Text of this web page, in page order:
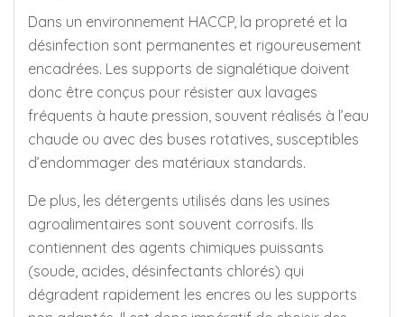
Dans un environnement HACCP, la propreté et la
désinfection sont permanentes et rigoureusement
encadrées. Les supports de signalétique doivent
donc être conçus pour résister aux lavages
fréquents à haute pression, souvent réalisés à l’eau
chaude ou avec des buses rotatives, susceptibles
d’endommager des matériaux standards.
De plus, les détergents utilisés dans les usines
agroalimentaires sont souvent corrosifs. Ils
contiennent des agents chimiques puissants
(soude, acides, désinfectants chlorés) qui
dégradent rapidement les encres ou les supports